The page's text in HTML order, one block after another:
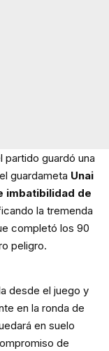
partido guardó una
guardameta Unai
imbatibilidad de
la tremenda
completó los 90
peligro.
desde el juego y
en la ronda de
en suelo
de